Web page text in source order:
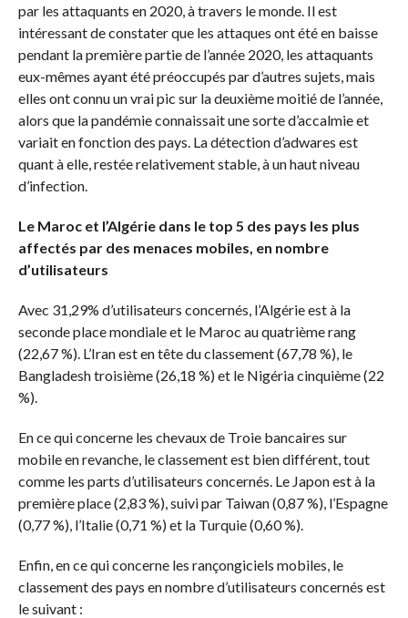
par les attaquants en 2020, à travers le monde. Il est
intéressant de constater que les attaques ont été en baisse
pendant la première partie de l’année 2020, les attaquants
eux-mêmes ayant été préoccupés par d’autres sujets, mais
elles ont connu un vrai pic sur la deuxième moitié de l’année,
alors que la pandémie connaissait une sorte d’accalmie et
variait en fonction des pays. La détection d’adwares est
quant à elle, restée relativement stable, à un haut niveau
d’infection.
Le Maroc et l’Algérie dans le top 5 des pays les plus
affectés par des menaces mobiles, en nombre
d’utilisateurs
Avec 31,29% d’utilisateurs concernés, l’Algérie est à la
seconde place mondiale et le Maroc au quatrième rang
(22,67 %). L’Iran est en tête du classement (67,78 %), le
Bangladesh troisième (26,18 %) et le Nigéria cinquième (22
%).
En ce qui concerne les chevaux de Troie bancaires sur
mobile en revanche, le classement est bien différent, tout
comme les parts d’utilisateurs concernés. Le Japon est à la
première place (2,83 %), suivi par Taiwan (0,87 %), l’Espagne
(0,77 %), l’Italie (0,71 %) et la Turquie (0,60 %).
Enfin, en ce qui concerne les rançongiciels mobiles, le
classement des pays en nombre d’utilisateurs concernés est
le suivant :